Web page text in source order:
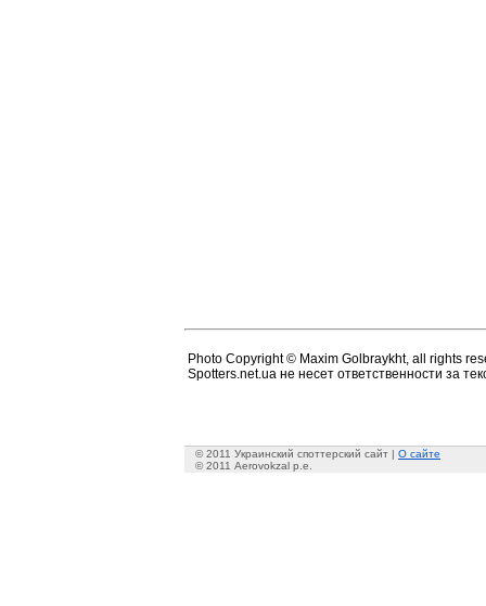
Photo Copyright © Maxim Golbraykht, all rights
Spotters.net.ua не несет ответственности за
© 2011 Украинский споттерский сайт | О сайте
© 2011 Aerovokzal p.e.